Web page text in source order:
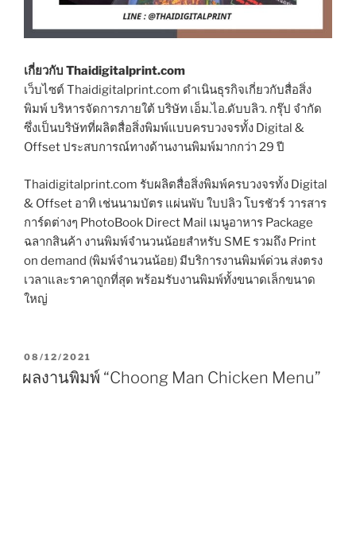
เกี่ยวกับ Thaidigitalprint.com
เว็บไซต์ Thaidigitalprint.com ดำเนินธุรกิจเกี่ยวกับสื่อสิ่ง
พิมพ์ บริหารจัดการภายใต้ บริษัท เอ็ม.ไอ.ดับบลิว. กรุ๊ป จำกัด
ซึ่งเป็นบริษัทที่ผลิตสื่อสิ่งพิมพ์แบบครบวงจรทั้ง Digital &
Offset ประสบการณ์ทางด้านงานพิมพ์มากกว่า 29 ปี
Thaidigitalprint.com รับผลิตสื่อสิ่งพิมพ์ครบวงจรทั้ง Digital
& Offset อาทิ เช่นนามบัตร แผ่นพับ ใบปลิว โบรชัวร์ วารสาร
การ์ดต่างๆ PhotoBook Direct Mail เมนูอาหาร Package
ฉลากสินค้า งานพิมพ์จำนวนน้อยสำหรับ SME รวมถึง Print
on demand (พิมพ์จำนวนน้อย) มีบริการงานพิมพ์ด่วน ส่งตรง
เวลาและราคาถูกที่สุด พร้อมรับงานพิมพ์ทั้งขนาดเล็กขนาด
ใหญ่
P
S
08/12/2021
ผลงานพิมพ์ “Choong Man Chicken Menu”